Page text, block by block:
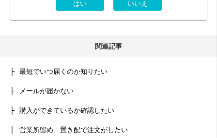
関連記事
最短でいつ届くのか知りたい
メールが届かない
購入ができているか確認したい
営業所留め、置き配で注文がしたい